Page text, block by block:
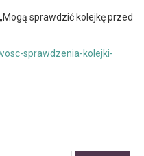
sprawdzić kolejkę przed
sprawdzenia-kolejki-